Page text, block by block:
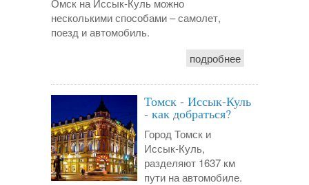
Омск на Иссык-Куль можно
несколькими способами – самолет,
поезд и автомобиль.
подробнее
Томск - Иссык-Куль
- как добраться?
Город Томск и
Иссык-Куль,
разделяют 1637 км
пути на автомобиле.